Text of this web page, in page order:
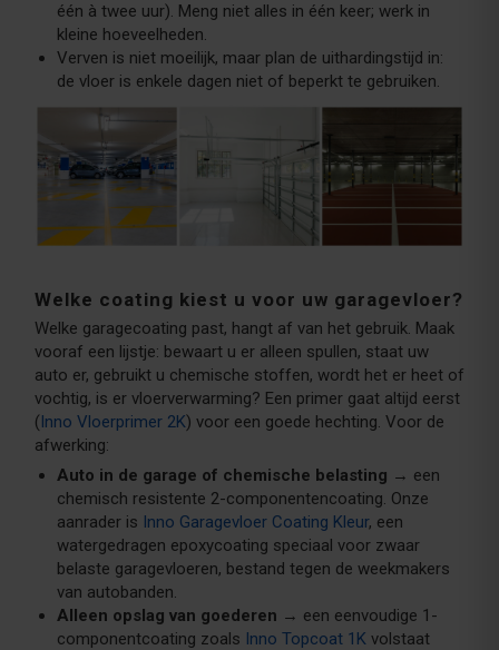
één à twee uur). Meng niet alles in één keer; werk in
kleine hoeveelheden.
Verven is niet moeilijk, maar plan de uithardingstijd in:
de vloer is enkele dagen niet of beperkt te gebruiken.
Welke coating kiest u voor uw garagevloer?
Welke garagecoating past, hangt af van het gebruik. Maak
vooraf een lijstje: bewaart u er alleen spullen, staat uw
auto er, gebruikt u chemische stoffen, wordt het er heet of
vochtig, is er vloerverwarming? Een primer gaat altijd eerst
(Inno Vloerprimer 2K) voor een goede hechting. Voor de
afwerking:
Auto in de garage of chemische belasting → een
chemisch resistente 2-componentencoating. Onze
aanrader is Inno Garagevloer Coating Kleur, een
watergedragen epoxycoating speciaal voor zwaar
belaste garagevloeren, bestand tegen de weekmakers
van autobanden.
Alleen opslag van goederen → een eenvoudige 1-
componentcoating zoals Inno Topcoat 1K volstaat